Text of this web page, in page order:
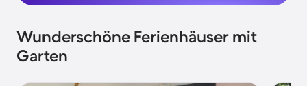
Wunderschöne Ferienhäuser mit
Garten